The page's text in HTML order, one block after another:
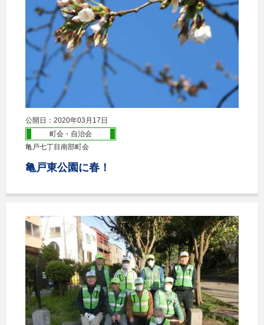
公開日：2020年03月17日
町会・自治会
亀戸七丁目南部町会
亀戸東公園に春！